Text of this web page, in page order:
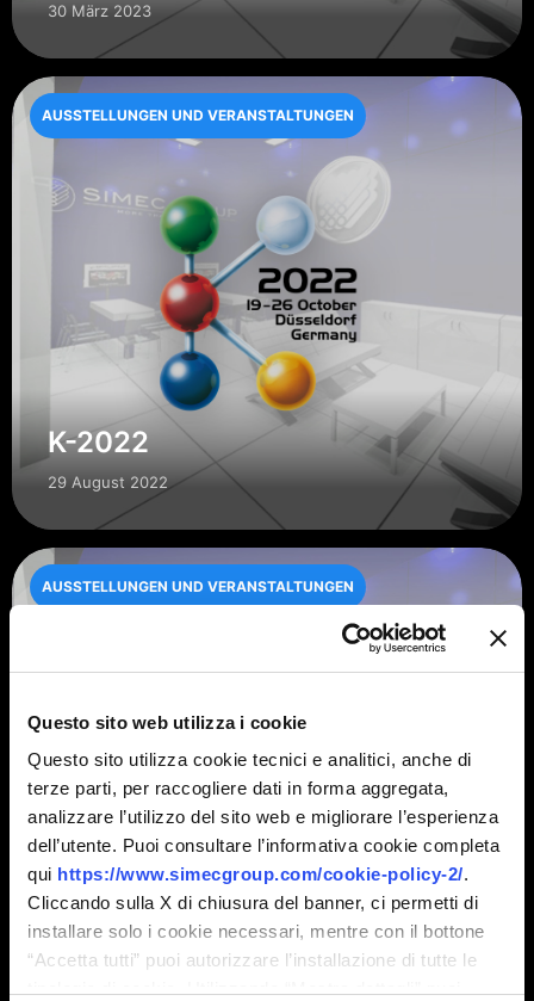
Questo sito web utilizza i cookie
Questo sito utilizza cookie tecnici e analitici, anche di
terze parti, per raccogliere dati in forma aggregata,
analizzare l’utilizzo del sito web e migliorare l’esperienza
dell’utente. Puoi consultare l’informativa cookie completa
qui https://www.simecgroup.com/cookie-policy-2/.
Cliccando sulla X di chiusura del banner, ci permetti di
installare solo i cookie necessari, mentre con il bottone
“Accetta tutti” puoi autorizzare l’installazione di tutte le
30 März 2023
K-2022
29 August 2022
AUSSTELLUNGEN UND VERANSTALTUNGEN
PRINT4ALL
3 Mai 2022
AUSSTELLUNGEN UND VERANSTALTUNGEN